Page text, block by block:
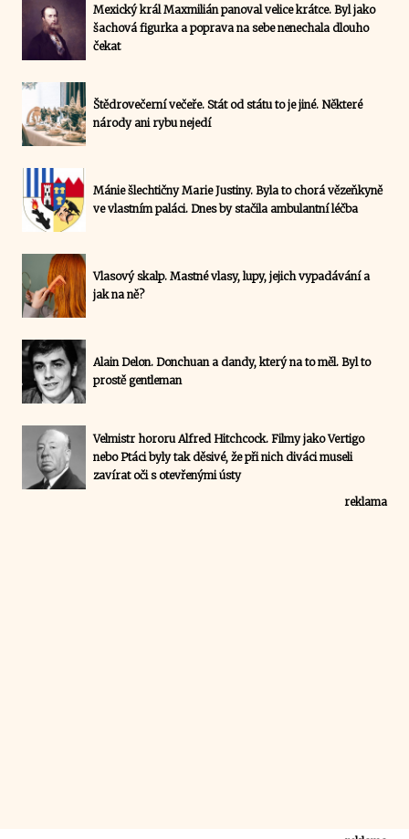
Mexický král Maxmilián panoval velice krátce. Byl jako
šachová figurka a poprava na sebe nenechala dlouho
čekat
Štědrovečerní večeře. Stát od státu to je jiné. Některé
národy ani rybu nejedí
Mánie šlechtičny Marie Justiny. Byla to chorá vězeňkyně
ve vlastním paláci. Dnes by stačila ambulantní léčba
Vlasový skalp. Mastné vlasy, lupy, jejich vypadávání a
jak na ně?
Alain Delon. Donchuan a dandy, který na to měl. Byl to
prostě gentleman
Velmistr hororu Alfred Hitchcock. Filmy jako Vertigo
nebo Ptáci byly tak děsivé, že při nich diváci museli
zavírat oči s otevřenými ústy
reklama